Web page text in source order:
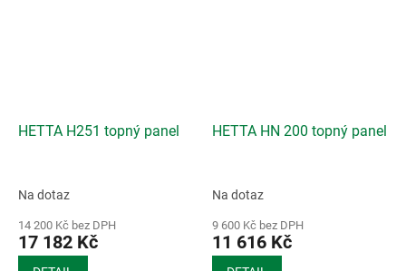
HETTA H251 topný panel
Na dotaz
14 200 Kč bez DPH
17 182 Kč
HETTA HN 200 topný panel
Na dotaz
9 600 Kč bez DPH
11 616 Kč